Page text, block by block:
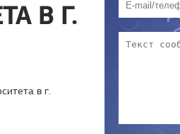
В Г.
в г.